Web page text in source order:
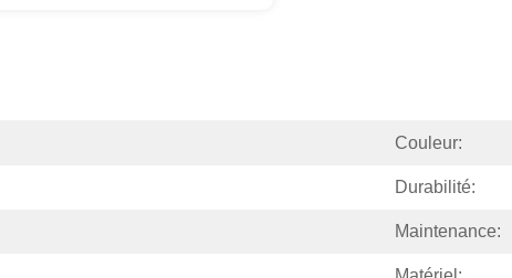
Couleur:
Durabilité:
Maintenance: